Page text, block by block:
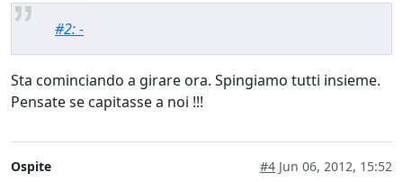
#2: -
Sta cominciando a girare ora. Spingiamo tutti insieme.
Pensate se capitasse a noi !!!
Ospite #4 Jun 06, 2012, 15:52